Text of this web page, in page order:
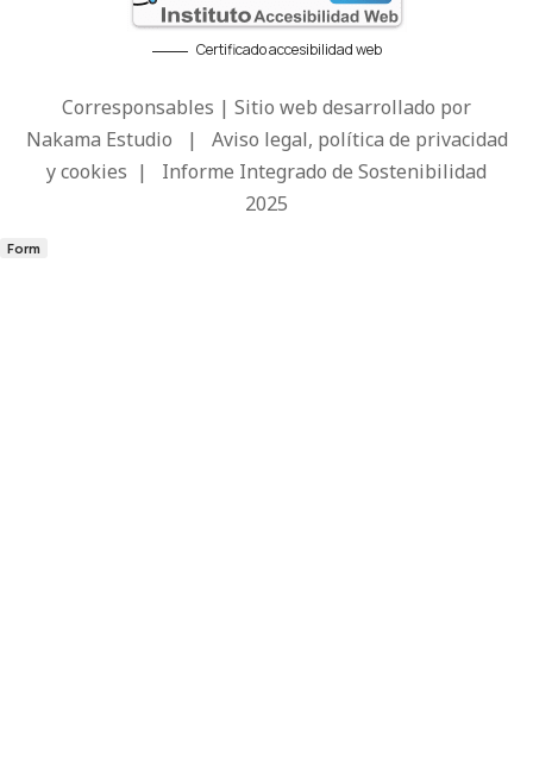
Certificado accesibilidad web
Corresponsables | Sitio web desarrollado por
Nakama Estudio | Aviso legal, política de privacidad
y cookies | Informe Integrado de Sostenibilidad
2025
Form